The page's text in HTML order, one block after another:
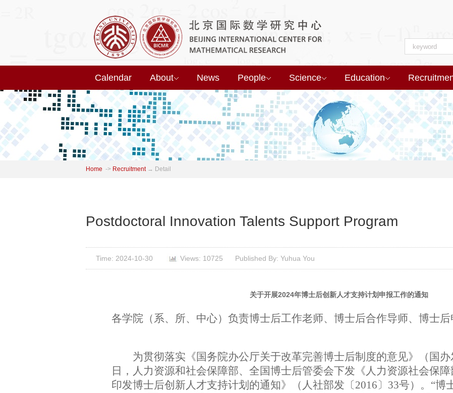
Calendar About News People Science Education
Home -> Recruitment → Detail
Postdoctoral Innovation Talents Support Program
Time: 2024-10-30 Views: 10725 Published By: Yuhua You
关于开展2024年博士后创新人才支持计划申报工作的通知
各学院（系、所、中心）负责博士后工作老师、博士后合作导师、博士后
为贯彻落实《国务院办公厅关于改革完善博士后制度的意见》（国办
日，人力资源和社会保障部、全国博士后管委会下发《人力资源社会保
印发博士后创新人才支持计划的通知》（人社部发〔2016〕 33号）。“博